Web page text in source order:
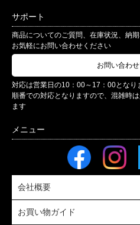
サポート
商品についてのご質問、在庫状況、納
お気軽にお問い合わせください
お問い合わ
対応は営業日の10：00～17：00となり
順番での対応となりますので、混雑時
ます
会社概要
お買い物ガイド